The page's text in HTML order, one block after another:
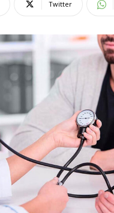
Twitter